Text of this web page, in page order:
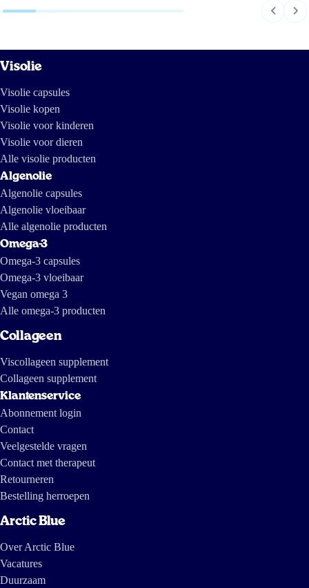
Visolie
Visolie capsules
Visolie kopen
Visolie voor kinderen
Visolie voor dieren
Alle visolie producten
Algenolie
Algenolie capsules
Algenolie vloeibaar
Alle algenolie producten
Omega-3
Omega-3 capsules
Omega-3 vloeibaar
Vegan omega 3
Alle omega-3 producten
Collageen
Viscollageen supplement
Collageen supplement
Klantenservice
Abonnement login
Contact
Veelgestelde vragen
Contact met therapeut
Retourneren
Bestelling herroepen
Arctic Blue
Over Arctic Blue
Vacatures
Duurzaam